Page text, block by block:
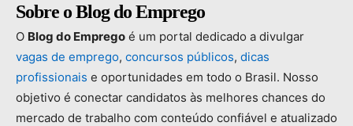
Sobre o Blog do Emprego
O Blog do Emprego é um portal dedicado a divulgar
vagas de emprego, concursos públicos, dicas
profissionais e oportunidades em todo o Brasil. Nosso
objetivo é conectar candidatos às melhores chances do
mercado de trabalho com conteúdo confiável e atualizado